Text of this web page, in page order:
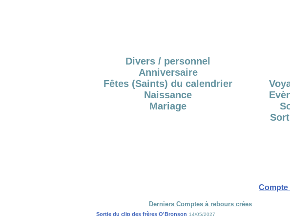
Divers / personnel
Anniversaire
Fêtes (Saints) du calendrier
Naissance
Mariage
Compte
Derniers Comptes à rebours crées
Sortie du clip des frères O'Bronson 14/05/2027